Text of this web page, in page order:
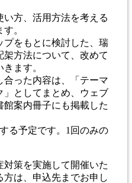
方、活用方法を考える
。
プをもとに検討した、瑞
方法について、改めて
ます。
合った内容は、「テーマ
」としてまとめ、ウェブ
案内冊子にも掲載した
る予定です。1回のみの
策を実施して開催いた
方は、申込先までお申し